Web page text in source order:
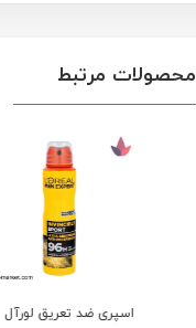
محصولات مرتبط
اسپری ضد تعریق لورآل